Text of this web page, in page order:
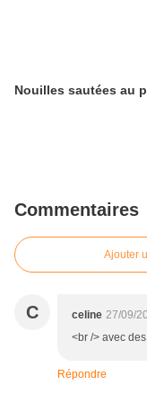
Nouilles sautées au
Commentaires
Ajouter
C celine 27/09/
<br /> avec
Répondre